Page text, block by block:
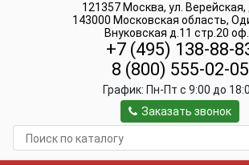
121357 Москва, ул.
143000 Московская область,
Внуковская д.11 стр.20
+7 (495) 138-88-
8 (800) 555-02-05
График: Пн-Пт c 9:00 до
Заказать звонок